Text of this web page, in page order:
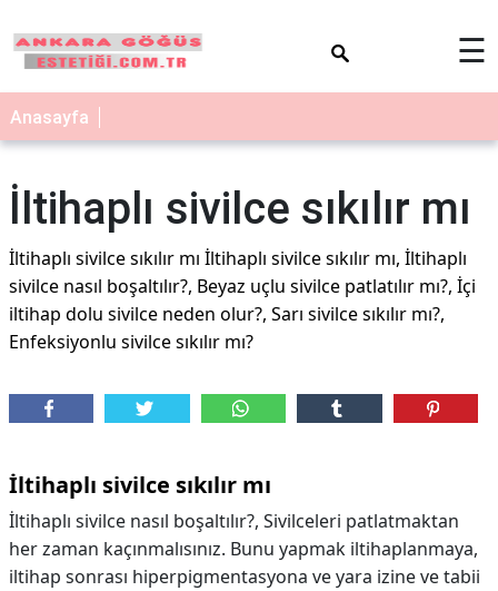
☰
Anasayfa
İltihaplı sivilce sıkılır mı
İltihaplı sivilce sıkılır mı İltihaplı sivilce sıkılır mı, İltihaplı
sivilce nasıl boşaltılır?, Beyaz uçlu sivilce patlatılır mı?, İçi
iltihap dolu sivilce neden olur?, Sarı sivilce sıkılır mı?,
Enfeksiyonlu sivilce sıkılır mı?
İltihaplı sivilce sıkılır mı
İltihaplı sivilce nasıl boşaltılır?, Sivilceleri patlatmaktan
her zaman kaçınmalısınız. Bunu yapmak iltihaplanmaya,
iltihap sonrası hiperpigmentasyona ve yara izine ve tabii